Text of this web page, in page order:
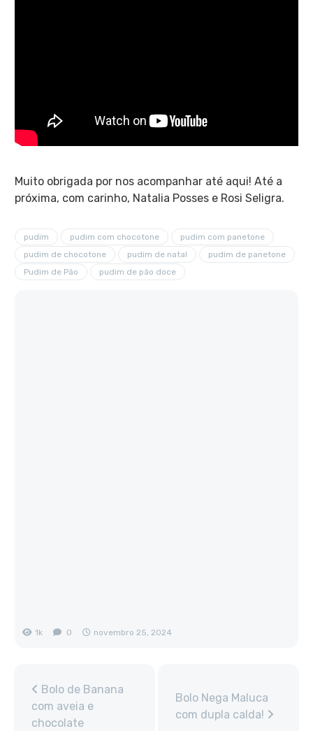
Muito obrigada por nos acompanhar até aqui! Até a
próxima, com carinho, Natalia Posses e Rosi Seligra.
pudim pudim com chocotone
pudim com panetone
pudim de chocotone
pudim de natal
pudim de panetone
Pudim de Pão
pudim de pão doce
1k 0 novembro 25, 2024
Bolo de Banana
com aveia e
chocolate
Bolo Nega Maluca
com dupla calda!